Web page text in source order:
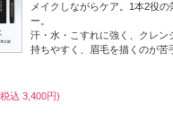
メイクしながらケア。1本2役
ー。
汗・水・こすれに強く、クレン
持ちやすく、眉毛を描くのが苦
込 3,400円)